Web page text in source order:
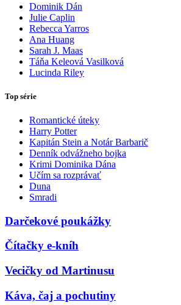
Dominik Dán
Julie Caplin
Rebecca Yarros
Ana Huang
Sarah J. Maas
Táňa Keleová Vasilková
Lucinda Riley
Top série
Romantické úteky
Harry Potter
Kapitán Stein a Notár Barbarič
Denník odvážneho bojka
Krimi Dominika Dána
Učím sa rozprávať
Duna
Smradi
Darčekové poukážky
Čítačky e-kníh
Vecičky od Martinusu
Káva, čaj a pochutiny